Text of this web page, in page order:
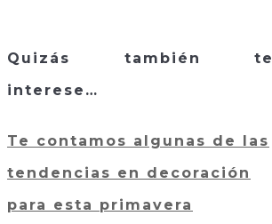
Quizás también te
interese…
Te contamos algunas de las
tendencias en decoración
para esta primavera